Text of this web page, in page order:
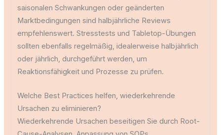
saisonalen Schwankungen oder geänderten
Marktbedingungen sind halbjährliche Reviews
empfehlenswert. Stresstests und Tabletop-Übungen
sollten ebenfalls regelmäßig, idealerweise halbjährlich
oder jährlich, durchgeführt werden, um
Reaktionsfähigkeit und Prozesse zu prüfen.
Welche Best Practices helfen, wiederkehrende
Ursachen zu eliminieren?
Wiederkehrende Ursachen beseitigen Sie durch Root-